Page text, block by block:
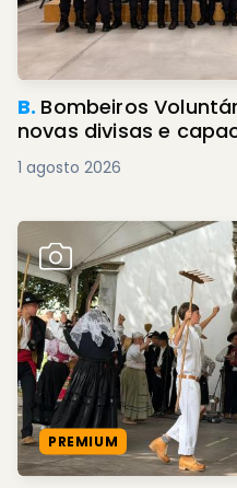
B. Bombeiros
novas divisas e
1 agosto 2026
PREMIUM